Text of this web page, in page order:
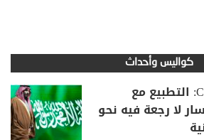
كواليس وأحداث
مصدر سعودي لـCNN: التطبيع مع
لا رجعة فيه نحو